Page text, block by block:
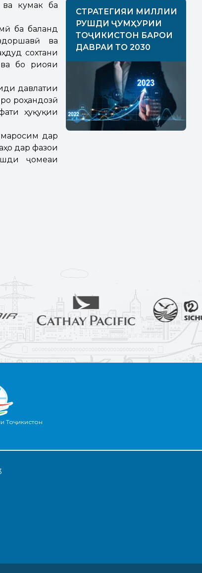
ва кумак ба
ба баланд
ва
сохтани
бо риояи
давлатии
роҳандозӣ
ҳуқуқии
маросим дар
дар фазои
ҷомеаи
СТРАТЕГИЯИ МИЛЛИИ
РУШДИ ҶУМҲУРИИ
ТОҶИКИСТОН БАРОИ
ДАВРАИ ТО 2030
Тоҷикистон